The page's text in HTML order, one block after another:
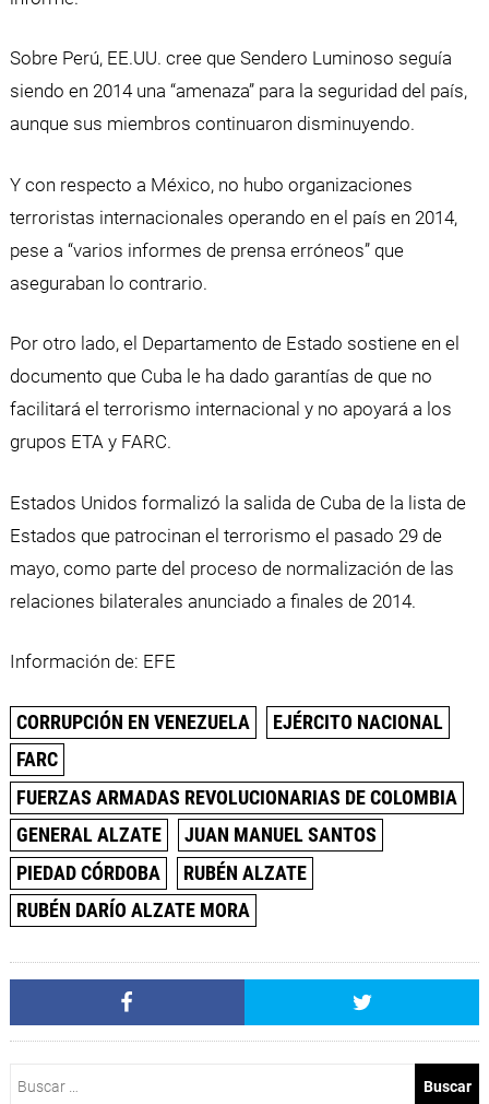
Sobre Perú, EE.UU. cree que Sendero Luminoso seguía
siendo en 2014 una “amenaza” para la seguridad del país,
aunque sus miembros continuaron disminuyendo.
Y con respecto a México, no hubo organizaciones
terroristas internacionales operando en el país en 2014,
pese a “varios informes de prensa erróneos” que
aseguraban lo contrario.
Por otro lado, el Departamento de Estado sostiene en el
documento que Cuba le ha dado garantías de que no
facilitará el terrorismo internacional y no apoyará a los
grupos ETA y FARC.
Estados Unidos formalizó la salida de Cuba de la lista de
Estados que patrocinan el terrorismo el pasado 29 de
mayo, como parte del proceso de normalización de las
relaciones bilaterales anunciado a finales de 2014.
Información de: EFE
CORRUPCIÓN EN VENEZUELA
EJÉRCITO NACIONAL
FARC
FUERZAS ARMADAS REVOLUCIONARIAS DE COLOMBIA
GENERAL ALZATE
JUAN MANUEL SANTOS
PIEDAD CÓRDOBA
RUBÉN ALZATE
RUBÉN DARÍO ALZATE MORA